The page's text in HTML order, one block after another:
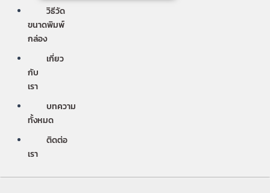
วิธีวัด
ขนาดพิมพ์
กล่อง
เกี่ยว
กับ
เรา
บทความ
ทั้งหมด
ติดต่อ
เรา